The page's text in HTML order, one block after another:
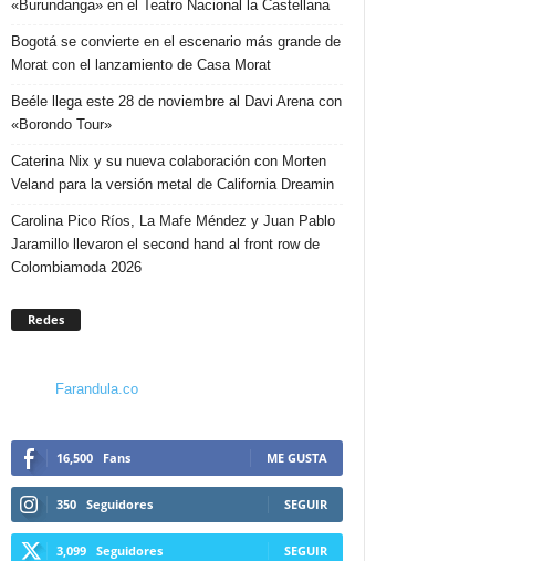
«Burundanga» en el Teatro Nacional la Castellana
Bogotá se convierte en el escenario más grande de
Morat con el lanzamiento de Casa Morat
Beéle llega este 28 de noviembre al Davi Arena con
«Borondo Tour»
Caterina Nix y su nueva colaboración con Morten
Veland para la versión metal de California Dreamin
Carolina Pico Ríos, La Mafe Méndez y Juan Pablo
Jaramillo llevaron el second hand al front row de
Colombiamoda 2026
Redes
Farandula.co
16,500 Fans ME GUSTA
350 Seguidores SEGUIR
3,099 Seguidores SEGUIR